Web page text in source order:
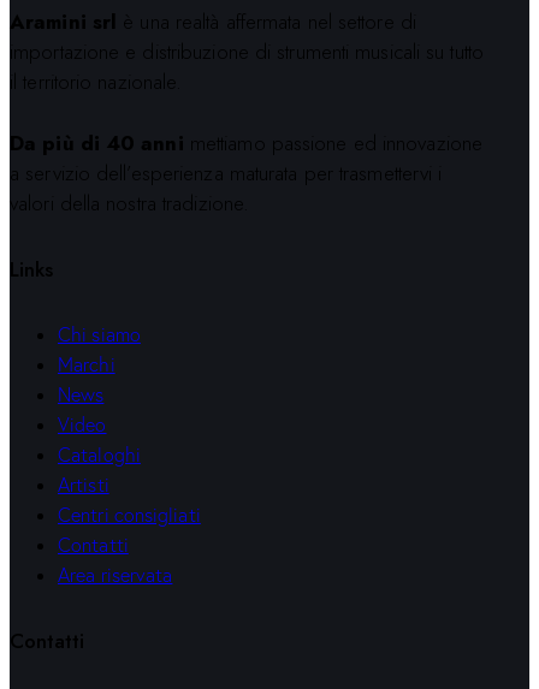
Aramini srl è una realtà affermata nel settore di
importazione e distribuzione di strumenti musicali su tutto
il territorio nazionale.
Da più di 40 anni mettiamo passione ed innovazione
a servizio dell’esperienza maturata per trasmettervi i
valori della nostra tradizione.
Links
Chi siamo
Marchi
News
Video
Cataloghi
Artisti
Centri consigliati
Contatti
Area riservata
Contatti